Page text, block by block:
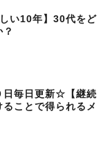
い10年】30代をど
毎日更新☆【継続
ことで得られるメ